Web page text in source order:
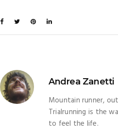
Andrea Zanetti
Mountain runner,
Trialrunning is the
to feel the life.